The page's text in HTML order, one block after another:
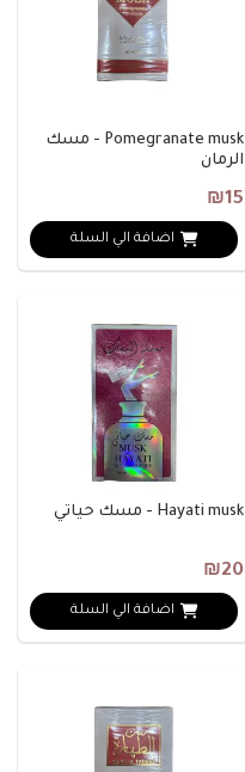
Pomegranate musk - مسك
الرمان
₪15
اضافة الي السلة
Hayati musk - مسك حياتي
₪20
اضافة الي السلة